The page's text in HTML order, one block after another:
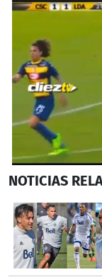
seconds
43
seconds
NOTICIAS